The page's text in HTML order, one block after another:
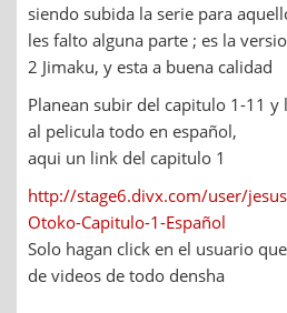
siendo subida la serie para
les falto alguna parte ; es la
2 Jimaku, y esta a buena calidad
Planean subir del capitulo 1-11 y
al pelicula todo en español,
aqui un link del capitulo 1
http://stage6.divx.com/user/
Otoko-Capitulo-1-Español
Solo hagan click en el usuario
de videos de todo densha